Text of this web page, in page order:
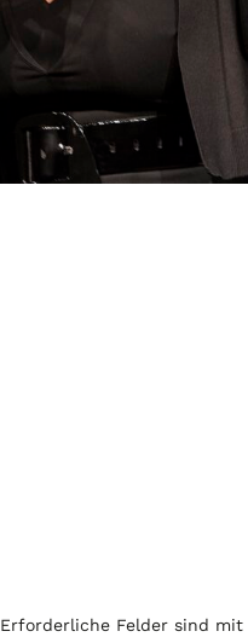
Erforderliche Felder sind mit